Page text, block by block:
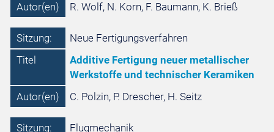
Autor(en)
R. Wolf, N. Korn, F. Baumann, K. Brieß
Sitzung:
Neue Fertigungsverfahren
Titel
Additive Fertigung neuer metallischer
Werkstoffe und technischer Keramiken
Autor(en)
C. Polzin, P. Drescher, H. Seitz
Sitzung:
Flugmechanik